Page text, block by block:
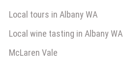
Local tours in Albany WA
Local wine tasting in Albany WA
McLaren Vale